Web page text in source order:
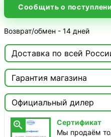
Сообщить о
Возврат/обмен - 14 дней
Доставка по всей

Доставка этого товара
Гарантия магазина
Сертификат
Мы продаём только
официальной гарантией!
Официальный дилер

Сертификат
Мы продаём